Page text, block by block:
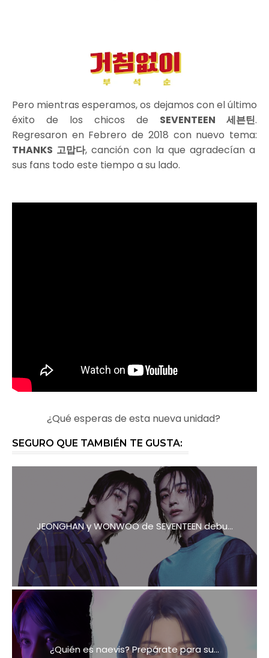
Pero mientras esperamos, os dejamos con el último
éxito de los chicos de SEVENTEEN 세븐틴.
Regresaron en Febrero de 2018 con nuevo tema:
THANKS 고맙다, canción con la que agradecían a
sus fans todo este tiempo a su lado.
¿Qué esperas de esta nueva unidad?
SEGURO QUE TAMBIÉN TE GUSTA:
JEONGHAN y WONWOO de SEVENTEEN debu...
¿Quién es naevis? Prepárate para su...